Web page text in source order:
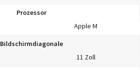
Prozessor
Apple M
Bildschirmdiagonale
11 Zoll